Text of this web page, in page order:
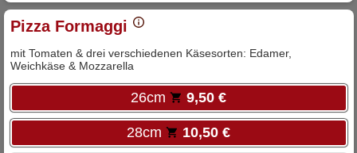
Pizza Formaggi
mit Tomaten & drei verschiedenen Käsesorten: Edamer,
Weichkäse & Mozzarella
26cm 9,50 €
28cm 10,50 €